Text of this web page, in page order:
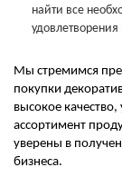
найти все
Мы стремимся
покупки
высокое
ассортимент
уверены в
бизнеса.